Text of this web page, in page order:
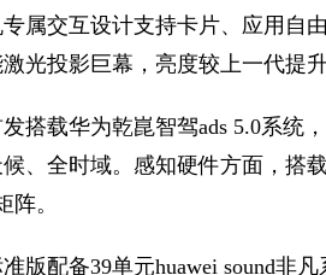
属交互设计支持卡片、应用自
光投影巨幕，亮度较上一代提
搭载华为乾崑智驾ads 5.0系统
、全时域。感知硬件方面，搭
。
版配备39单元huawei sound非